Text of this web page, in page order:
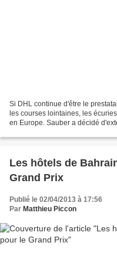
Si DHL continue d'être le
les courses lointaines, les
en Europe. Sauber a décidé
Les hôtels de
Grand Prix
Publié le 02/04/2013 à 17:56
Par Matthieu Piccon